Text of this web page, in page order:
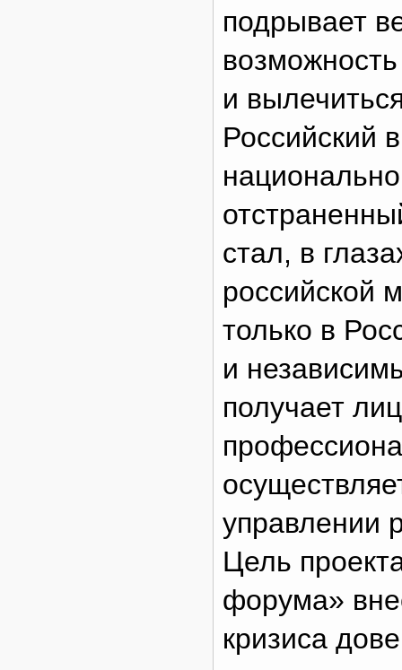
подрывает
и
Российский
стал, в
российской
только в
и
получает
управлении
Цель
форума»
кризиса